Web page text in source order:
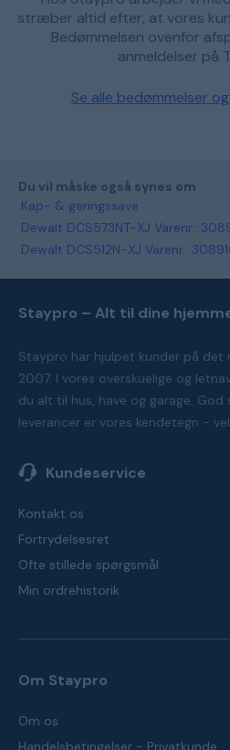
stræber altid efter, at vores
Bedømmelsen ovenfor
anmeldelser på
Se alle bedømmelser
Du vil måske også synes om
Kap- & geringssave
Dewalt DCS573NT-XJ Varenr.:
Dewalt DCS512N-XJ Varenr.:
Staypro – Alt til dine
Staypro har hjulpet kunder på det
2007. I vores overskuelige og
du alt til hus, have og garage. God
leverancer er vores kendetegn -
Kundeservice
Kontakt os
Fortrydelsesret
Ofte stillede spørgsmål
Min ordrehistorik
Om Staypro
Om os
Handelsbetingelser - Privatkunde